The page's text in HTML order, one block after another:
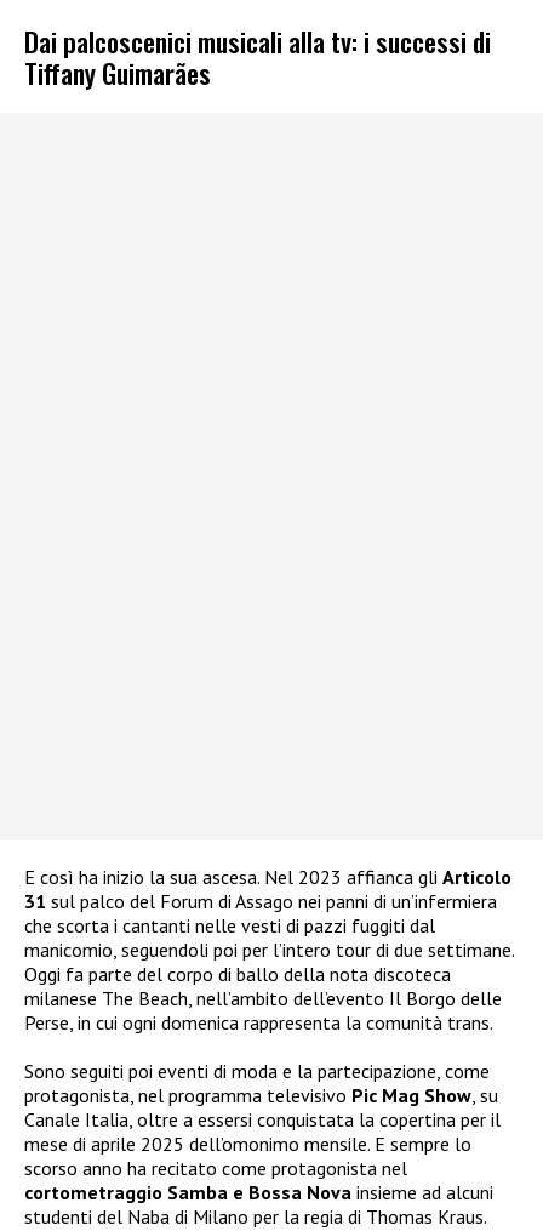
Dai palcoscenici musicali alla tv: i successi di
Tiffany Guimarães
E così ha inizio la sua ascesa. Nel 2023 affianca gli Articolo
31 sul palco del Forum di Assago nei panni di un’infermiera
che scorta i cantanti nelle vesti di pazzi fuggiti dal
manicomio, seguendoli poi per l’intero tour di due settimane.
Oggi fa parte del corpo di ballo della nota discoteca
milanese The Beach, nell’ambito dell’evento Il Borgo delle
Perse, in cui ogni domenica rappresenta la comunità trans.
Sono seguiti poi eventi di moda e la partecipazione, come
protagonista, nel programma televisivo Pic Mag Show, su
Canale Italia, oltre a essersi conquistata la copertina per il
mese di aprile 2025 dell’omonimo mensile. E sempre lo
scorso anno ha recitato come protagonista nel
cortometraggio Samba e Bossa Nova insieme ad alcuni
studenti del Naba di Milano per la regia di Thomas Kraus.